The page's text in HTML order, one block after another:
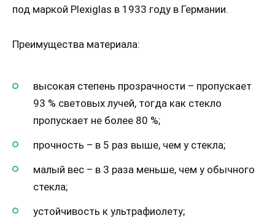
под маркой Plexiglas в 1933 году в Германии.
Преимущества материала:
высокая степень прозрачности – пропускает
93 % световых лучей, тогда как стекло
пропускает не более 80 %;
прочность – в 5 раз выше, чем у стекла;
малый вес – в 3 раза меньше, чем у обычного
стекла;
устойчивость к ультрафиолету;